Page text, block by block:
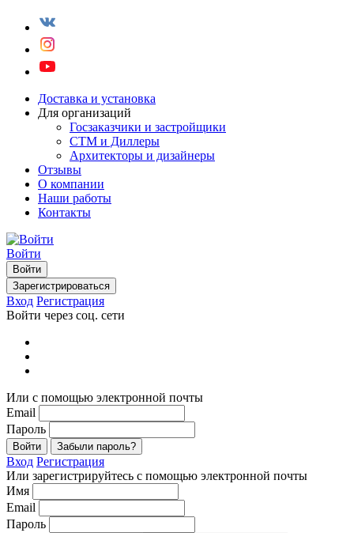
Доставка и установка
Для организаций
Госзаказчики и застройщики
СТМ и Диллеры
Архитекторы и дизайнеры
Отзывы
О компании
Наши работы
Контакты
Войти
Войти
Зарегистрироваться
Вход Регистрация
Войти через соц. сети
Или с помощью электронной почты
Email
Пароль
Войти Забыли пароль?
Вход Регистрация
Или зарегистрируйтесь с помощью электронной почты
Имя
Email
Пароль